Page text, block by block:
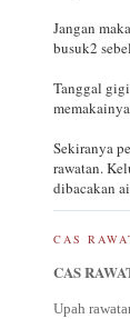
Jangan
busuk2
Tanggal
Sekiranya
rawatan.
dibacakan
CAS
CAS
Upah